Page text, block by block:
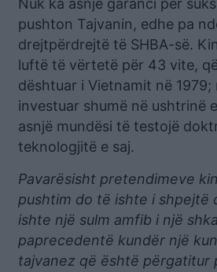
Nuk ka asnjë garanci për
pushton Tajvanin, edhe pa
drejtpërdrejtë të SHBA-së.
luftë të vërtetë për 43 vite,
dështuar i Vietnamit në 1979;
investuar shumë në ushtrinë
asnjë mundësi të testojë
teknologjitë e saj.
Pavarësisht pretendimeve
pushtim do të ishte i shpejtë
ishte një sulm amfib i një
paprecedentë kundër një
tajvanez që është përgatitur